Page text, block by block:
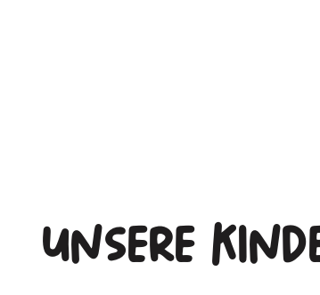
Unsere